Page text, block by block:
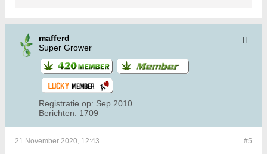
mafferd
Super Grower
Registratie op: Sep 2010
Berichten: 1709
#5
21 November 2020, 12:43